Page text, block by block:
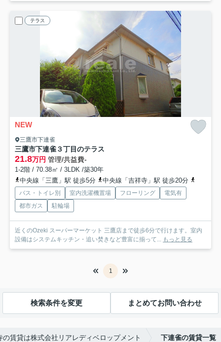
テラス
NEW
三鷹市下連雀
三鷹市下連雀３丁目のテラス
21.8万円 管理/共益費-
1-2階 / 70.38㎡ / 3LDK /築30年
中央線「三鷹」駅 徒歩5分
中央線「吉祥寺」駅 徒歩20分
バス・トイレ別 室内洗濯機置場 フローリング
電気有
都市ガス
駐輪場
近くのOzeki スーパーマーケット 三鷹店まで徒歩6分で行けます。室内
設備はシステムキッチン・追い焚きなど豊富に揃って... もっと見る
1
検索条件を変更 まとめてお問い合わせ
の賃貸は株式会社リアレディベロップメント 下連雀の賃貸一覧